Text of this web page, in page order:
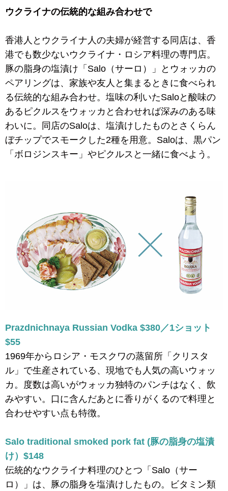
ウクライナの伝統的な組み合わせで
香港人とウクライナ人の夫婦が経営する同店は、香
港でも数少ないウクライナ・ロシア料理の専門店。
豚の脂身の塩漬け「Salo（サーロ）」とウォッカの
ペアリングは、家族や友人と集まるときに食べられ
る伝統的な組み合わせ。塩味の利いたSaloと酸味の
あるピクルスをウォッカと合わせれば深みのある味
わいに。同店のSaloは、塩漬けしたものとさくらん
ぼチップでスモークした2種を用意。Saloは、黒パン
「ボロジンスキー」やピクルスと一緒に食べよう。
Prazdnichnaya Russian Vodka $380／1ショット
$55
1969年からロシア・モスクワの蒸留所「クリスタ
ル」で生産されている、現地でも人気の高いウォッ
カ。度数は高いがウォッカ独特のパンチはなく、飲
みやすい。口に含んだあとに香りがくるので料理と
合わせやすい点も特徴。
Salo traditional smoked pork fat (豚の脂身の塩漬
け）$148
伝統的なウクライナ料理のひとつ「Salo（サー
ロ）」は、豚の脂身を塩漬けしたもの。ビタミン類